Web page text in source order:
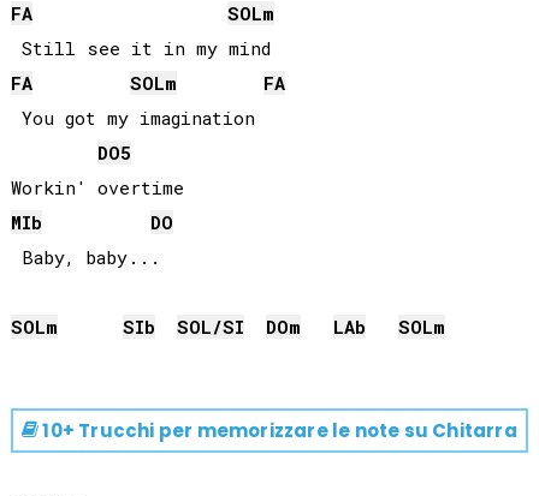
FA
SOLm
FA
SOLm
FA
You got my imagination
DO5
MIb
DO
Baby, baby...
SOLm SIb SOL/SI DOm LAb SOLm
10+ Trucchi per memorizzare le note su Chitarra